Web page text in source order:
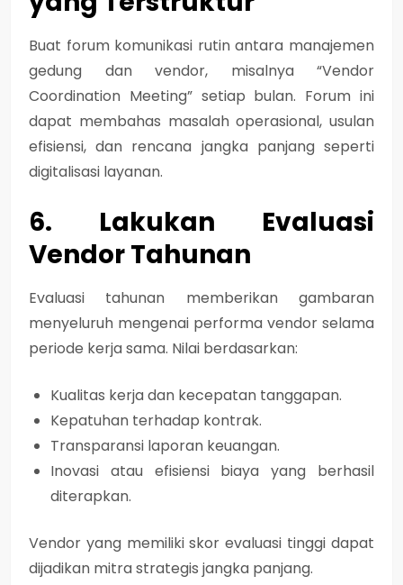
Buat forum komunikasi rutin antara manajemen
gedung dan vendor, misalnya “Vendor
Coordination Meeting” setiap bulan. Forum ini
dapat membahas masalah operasional, usulan
efisiensi, dan rencana jangka panjang seperti
digitalisasi layanan.
6. Lakukan Evaluasi
Vendor Tahunan
Evaluasi tahunan memberikan gambaran
menyeluruh mengenai performa vendor selama
periode kerja sama. Nilai berdasarkan:
Kualitas kerja dan kecepatan tanggapan.
Kepatuhan terhadap kontrak.
Transparansi laporan keuangan.
Inovasi atau efisiensi biaya yang berhasil
diterapkan.
Vendor yang memiliki skor evaluasi tinggi dapat
dijadikan mitra strategis jangka panjang.